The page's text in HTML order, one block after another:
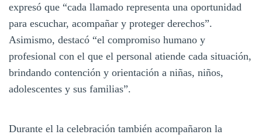
expresó que “cada llamado representa una oportunidad
para escuchar, acompañar y proteger derechos”.
Asimismo, destacó “el compromiso humano y
profesional con el que el personal atiende cada situación,
brindando contención y orientación a niñas, niños,
adolescentes y sus familias”.
Durante el la celebración también acompañaron la